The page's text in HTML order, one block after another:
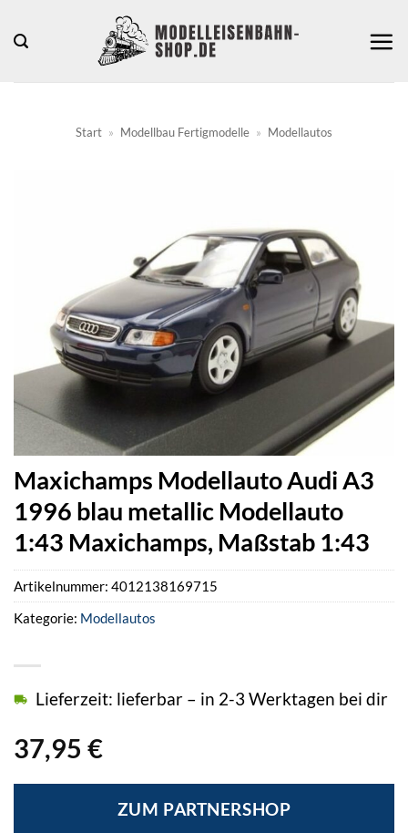
Inhalt
Start » Modellbau Fertigmodelle » Modellautos
Maxichamps Modellauto Audi A3
1996 blau metallic Modellauto
1:43 Maxichamps, Maßstab 1:43
37,95 €
Lieferzeit: lieferbar – in 2-3 Werktagen bei dir
ZUM PARTNERSHOP
Artikelnummer: 4012138169715
Kategorie: Modellautos